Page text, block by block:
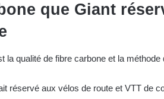
que Giant
la qualité de fibre carbone et la
réservé aux vélos de route et VTT de